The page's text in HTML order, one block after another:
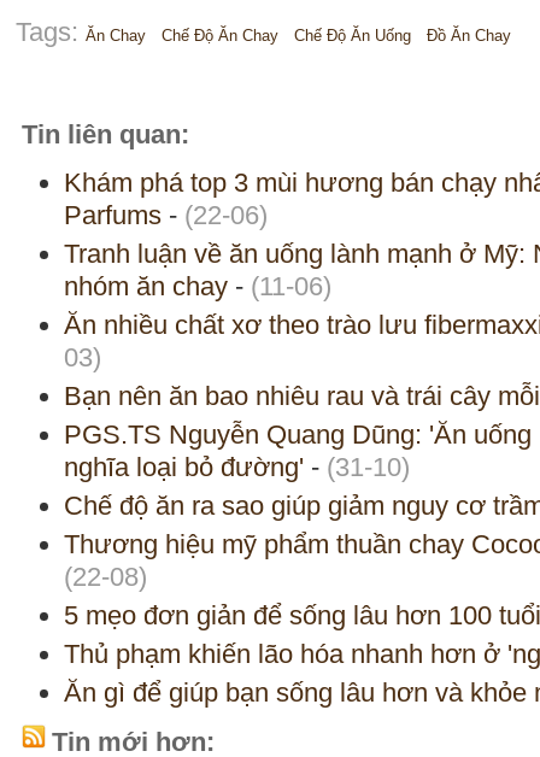
Tags: Ăn Chay Chế Độ Ăn Chay Chế Độ Ăn Uống Đồ Ăn Chay
Tin liên quan:
Khám phá top 3 mùi hương bán chạy
Parfums - (22-06)
Tranh luận về ăn uống lành mạnh ở Mỹ:
nhóm ăn chay - (11-06)
Ăn nhiều chất xơ theo trào lưu
03)
Bạn nên ăn bao nhiêu rau và trái cây
PGS.TS Nguyễn Quang Dũng: 'Ăn
nghĩa loại bỏ đường' - (31-10)
Chế độ ăn ra sao giúp giảm nguy cơ
Thương hiệu mỹ phẩm thuần chay
(22-08)
5 mẹo đơn giản để sống lâu hơn 100 tuổi
Thủ phạm khiến lão hóa nhanh hơn ở
Ăn gì để giúp bạn sống lâu hơn và khỏe
Tin mới hơn: